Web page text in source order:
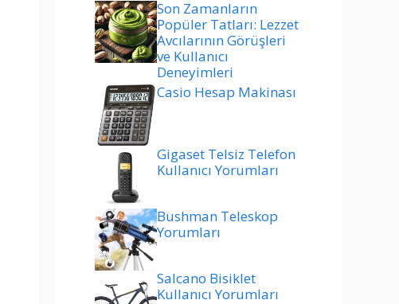
Son Zamanların
Popüler Tatları: Lezzet
Avcılarının Görüşleri
ve Kullanıcı
Deneyimleri
Casio Hesap Makinası
Gigaset Telsiz Telefon
Kullanıcı Yorumları
Bushman Teleskop
Yorumları
Salcano Bisiklet
Kullanıcı Yorumları